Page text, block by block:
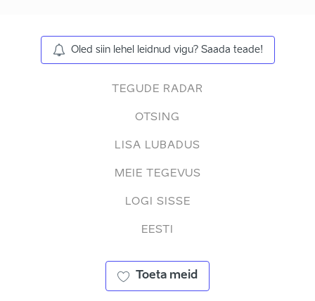
Oled siin lehel leidnud vigu? Saada teade!
TEGUDE RADAR
OTSING
LISA LUBADUS
MEIE TEGEVUS
LOGI SISSE
EESTI
Toeta meid